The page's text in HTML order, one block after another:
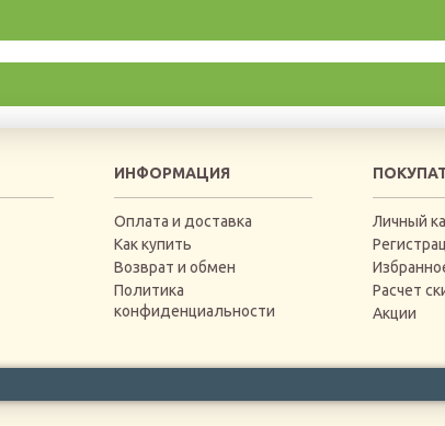
ИНФОРМАЦИЯ
Оплата и доставка
Как купить
Возврат и обмен
Политика
конфиденциальности
Личный
Расчет
Акции